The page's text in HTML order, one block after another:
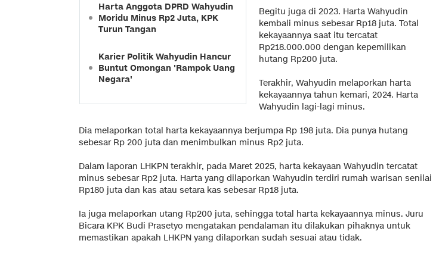
Harta Anggota DPRD Wahyudin
Moridu Minus Rp2 Juta, KPK
Turun Tangan
Karier Politik Wahyudin Hancur
Buntut Omongan 'Rampok Uang
Negara'
Begitu juga di 2023. Harta Wahyudin
kembali minus sebesar Rp18 juta. Total
kekayaannya saat itu tercatat
Rp218.000.000 dengan kepemilikan
hutang Rp200 juta.
Terakhir, Wahyudin melaporkan harta
kekayaannya tahun kemari, 2024. Harta
Wahyudin lagi-lagi minus.
Dia melaporkan total harta kekayaannya berjumpa Rp 198 juta. Dia punya hutang
sebesar Rp 200 juta dan menimbulkan minus Rp2 juta.
Dalam laporan LHKPN terakhir, pada Maret 2025, harta kekayaan Wahyudin tercatat
minus sebesar Rp2 juta. Harta yang dilaporkan Wahyudin terdiri rumah warisan senilai
Rp180 juta dan kas atau setara kas sebesar Rp18 juta.
Ia juga melaporkan utang Rp200 juta, sehingga total harta kekayaannya minus. Juru
Bicara KPK Budi Prasetyo mengatakan pendalaman itu dilakukan pihaknya untuk
memastikan apakah LHKPN yang dilaporkan sudah sesuai atau tidak.